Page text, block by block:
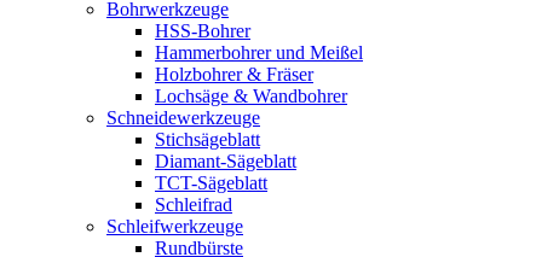
Bohrwerkzeuge
HSS-Bohrer
Hammerbohrer und Meißel
Holzbohrer & Fräser
Lochsäge & Wandbohrer
Schneidewerkzeuge
Stichsägeblatt
Diamant-Sägeblatt
TCT-Sägeblatt
Schleifrad
Schleifwerkzeuge
Rundbürste